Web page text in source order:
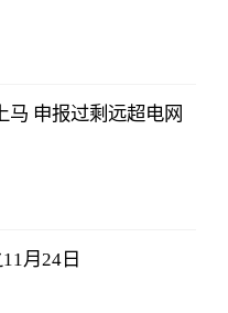
马 申报过剩远超电网
月24日